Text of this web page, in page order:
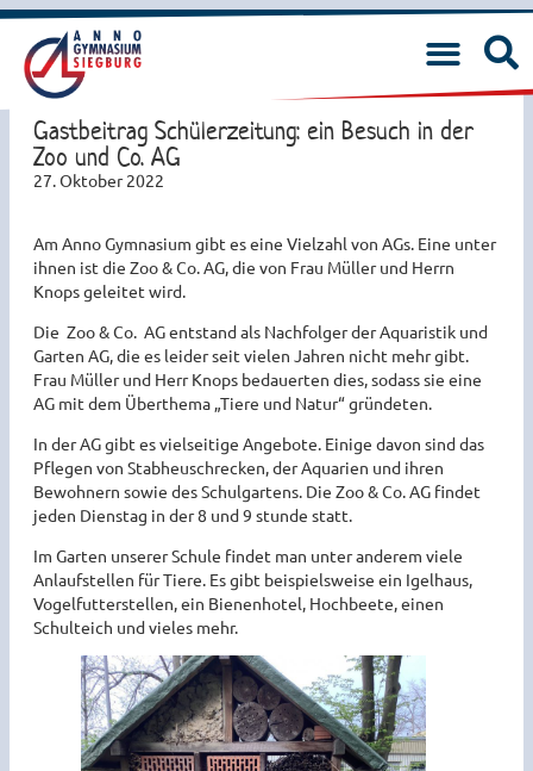
Gastbeitrag Schülerzeitung: ein Besuch in der
Zoo und Co. AG
27. Oktober 2022
Am Anno Gymnasium gibt es eine Vielzahl von AGs. Eine unter
ihnen ist die Zoo & Co. AG, die von Frau Müller und Herrn
Knops geleitet wird.
Die Zoo & Co. AG entstand als Nachfolger der Aquaristik und
Garten AG, die es leider seit vielen Jahren nicht mehr gibt.
Frau Müller und Herr Knops bedauerten dies, sodass sie eine
AG mit dem Überthema „Tiere und Natur“ gründeten.
In der AG gibt es vielseitige Angebote. Einige davon sind das
Pflegen von Stabheuschrecken, der Aquarien und ihren
Bewohnern sowie des Schulgartens. Die Zoo & Co. AG findet
jeden Dienstag in der 8 und 9 stunde statt.
Im Garten unserer Schule findet man unter anderem viele
Anlaufstellen für Tiere. Es gibt beispielsweise ein Igelhaus,
Vogelfutterstellen, ein Bienenhotel, Hochbeete, einen
Schulteich und vieles mehr.